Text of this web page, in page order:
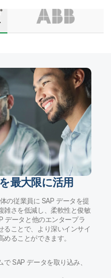
最大限に活用
の従業員に SAP データを提
雑さを低減し、柔軟性と俊敏
データと他のエンタープラ
ることで、より深いインサイ
ることができます。
SAP データを取り込み、